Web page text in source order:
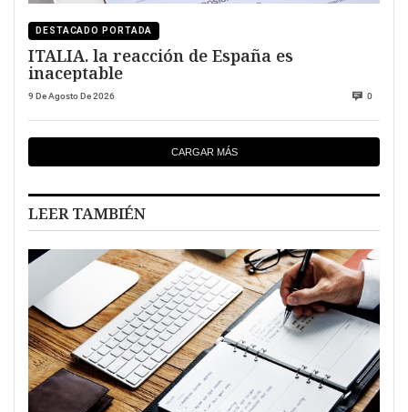
DESTACADO PORTADA
ITALIA. la reacción de España es
inaceptable
9 De Agosto De 2026 0
CARGAR MÁS
LEER TAMBIÉN